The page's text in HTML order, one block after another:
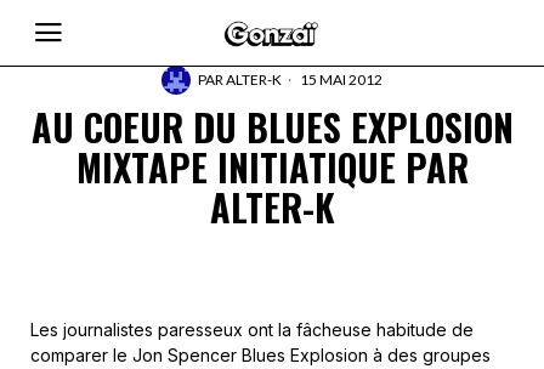
PARALTER-K 15 MAI 2012
AU COEUR DU BLUES EXPLOSION
MIXTAPE INITIATIQUE PAR
ALTER-K
Les journalistes paresseux ont la fâcheuse habitude de
comparer le Jon Spencer Blues Explosion à des groupes